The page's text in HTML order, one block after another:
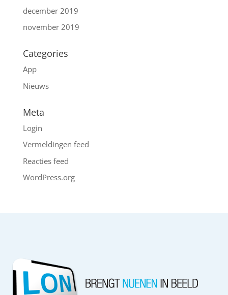
december 2019
november 2019
Categories
App
Nieuws
Meta
Login
Vermeldingen feed
Reacties feed
WordPress.org